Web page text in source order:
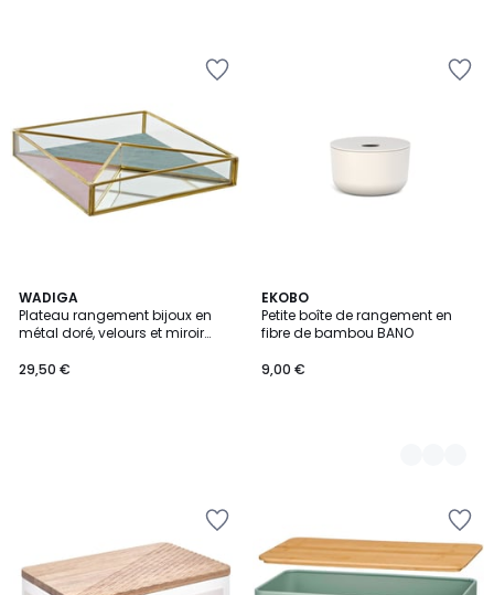
WADIGA
Plateau rangement bijoux en
métal doré, velours et miroir
29,50 €
EKOBO
Petite boîte de rangement en
fibre de bambou BANO
9,00 €
5
Couleurs